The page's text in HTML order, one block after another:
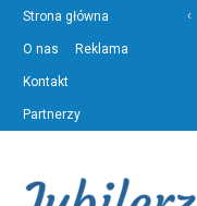
Strona główna
O nas Reklama
Kontakt
Partnerzy
‹